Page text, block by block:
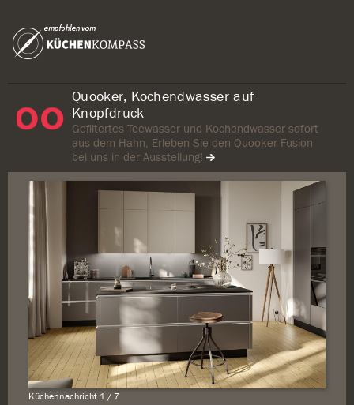
Quooker, Kochendwasser auf
Knopfdruck
Gefiltertes Teewasser und Kochendwasser sofort
aus dem Hahn, Erleben Sie den Quooker Fusion
bei uns in der Ausstellung!
Küchennachricht 1 / 7